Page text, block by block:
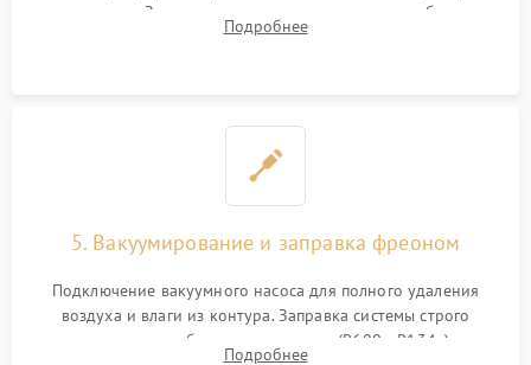
осушителя. Замена изношенных вентиляторов обдува,
сломанных заслонок или поврежденных дверных петель.
Подробнее
5. Вакуумирование и заправка фреоном
Подключение вакуумного насоса для полного удаления
воздуха и влаги из контура. Заправка системы строго
дозированным объемом хладагента (R600a, R134a) по
Подробнее